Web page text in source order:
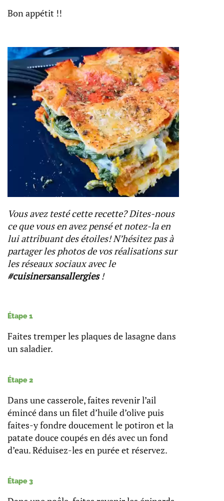
Bon appétit !!
Vous avez testé cette recette? Dites-nous
ce que vous en avez pensé et notez-la en
lui attribuant des étoiles! N’hésitez pas à
partager les photos de vos réalisations sur
les réseaux sociaux avec le
#cuisinersansallergies!
Étape 1
Faites tremper les plaques de lasagne dans
un saladier.
Étape 2
Dans une casserole, faites revenir l’ail
émincé dans un filet d’huile d’olive puis
faites-y fondre doucement le potiron et la
patate douce coupés en dés avec un fond
d’eau. Réduisez-les en purée et réservez.
Étape 3